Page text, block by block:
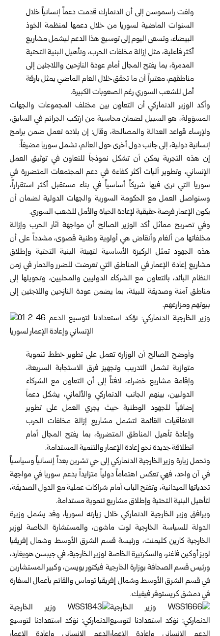
ولفت راسموسن إلى أن الدنمارك قدمت دعماً إنسانياً خلال
السنوات الماضية لسوريا من خلال دعمها لمنظمة الخوذ
البيضاء، وتسعى اليوم إلى توسيع هذا الدعم ليشمل مشاريع
أكثر فاعلية، مثل إزالة مخلفات الحرب، وتأهيل البنية التحتية
المدمرة، بما يفتح المجال أمام عودة النازحين واللاجئين إلى
مناطقهم، معتبراً أن ما تحقق خلال العام الماضي يمثل بارقة
أمل للشعب السوري رغم الصعوبات الكبيرة.
وأكد الوزير الدنماركي أن التعاون بين مختلف المجموعات والجهات
المسؤولة، هو السبيل لضمان محاسبة من ارتكب الجرائم في السابق،
ولإرساء قواعد العدالة والمصالحة، وقال: إن بلاده تعمل ضمن برامج
إنسانية دولية، إلى جانب دول أخرى حول العالم، تشمل سوريا مضيفاً:
إن هذه التجربة يمكن أن تشكل نموذجاً للتعاون في توثيق العمل
الإنساني، وتطوير آليات أكثر كفاءة في دعم المجتمعات المتضررة في
سوريا التي نرى فيها شريكاً أساسياً في بناء مستقبل أكثر استقراراً،
وسنواصل العمل مع الحكومة السورية والجهات الدولية لضمان أن
يكون الإعمار فرصة حقيقية لإعادة الحياة والأمل للشعب السوري.
وفي تصريح مماثل أكد الوزير الصالح أن مواجهة آثار الحرب وإزالة
مخلفاتها من ألغام وأنقاض هي أولوية وطنية قصوى، مشدداً على أن
هذه الجهود تمثل الركيزة الأساسية لتهيئة البنية التحتية وإطلاق
مشاريع إعادة الإعمار في المناطق التي تعرضت للضرر والدمار في زمن
النظام البائد، بالتعاون مع الشركاء الدوليين والمحليين، وتحويلها إلى
مناطق آمنة وصديقة للبيئة، بما يضمن عودة النازحين واللاجئين إلى
بيوتهم ومزارعهم.
وأوضح الصالح أن الوزارة تعمل على تطوير خطط تنموية
متوازية تشمل التدريب وتجهيز فرق الاستجابة السريعة،
وإقامة مشاريع خضراء، لافتاً إلى أن التعاون مع الشركاء
الدوليين، بينهم الجانب الدنماركي والألماني، يشكل دعماً
إضافياً للجهود الوطنية حيث يجري العمل على تطوير
الاتفاقيات القائمة لتشمل مشاريع إزالة مخلفات الحرب
وإعادة تأهيل المناطق المتضررة، بما يفتح المجال أمام
انطلاقة جديدة نحو إعادة الإعمار والتنمية المستدامة.
وتحمل زيارة وزير الخارجية الدنماركي إلى حي تشرين بعداً إنسانياً وسياسياً
في آن واحد، فهي تعكس اهتماماً دولياً متزايداً بدعم سوريا في مواجهة
تحدياتها الميدانية، وتفتح الباب أمام شراكات عملية مع الدول الصديقة،
لتأهيل البنية التحتية وإطلاق مشاريع تنموية مستدامة.
ويرافق وزير الخارجية الدنماركي خلال زيارته لسوريا، وفد يشمل وزيرة
الدولة للسياسة الخارجية لوت ماشون، والمستشارة الخاصة لوزير
الخارجية كارين كليمنت، ورئيسة قسم الشرق الأوسط وشمال إفريقيا
لويز أوكين فاغنر، والسكرتيرة الخاصة لوزير الخارجية، في جيبسن هويغارد،
ورئيس قسم الصحافة بوزارة الخارجية فيكتور بويسن، وكبير المستشارين
في قسم الشرق الأوسط وشمال إفريقيا توماس والقائم بأعمال السفارة
في دمشق كريستوفر فيفيك.